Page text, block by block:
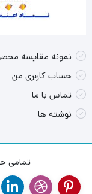
نمونه مقایسه
حساب کاربری من
تماس با ما
نوشته ها
تمامی